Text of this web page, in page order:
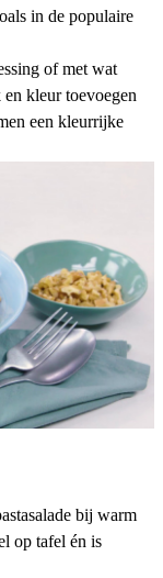
in de populaire
of met wat
en kleur toevoegen
een kleurrijke
bij warm
op tafel én is